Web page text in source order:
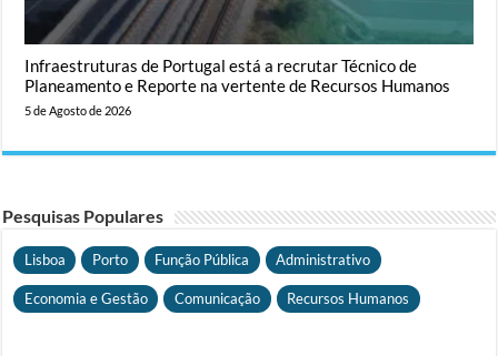
Infraestruturas de Portugal está a recrutar Técnico de
Planeamento e Reporte na vertente de Recursos Humanos
5 de Agosto de 2026
Pesquisas Populares
Lisboa Porto Função Pública Administrativo
Economia e Gestão Comunicação Recursos Humanos